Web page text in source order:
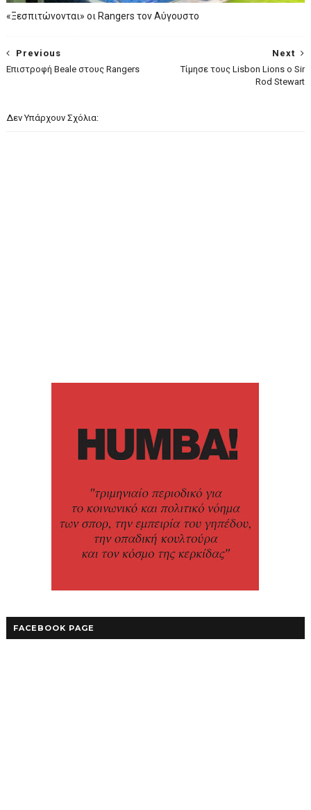
«Ξεσπιτώνονται» οι Rangers τον Αύγουστο
Next
Τίμησε τους Lisbon Lions ο Sir
Rod Stewart
Previous
Επιστροφή Beale στους Rangers
Δεν Υπάρχουν Σχόλια:
FACEBOOK PAGE